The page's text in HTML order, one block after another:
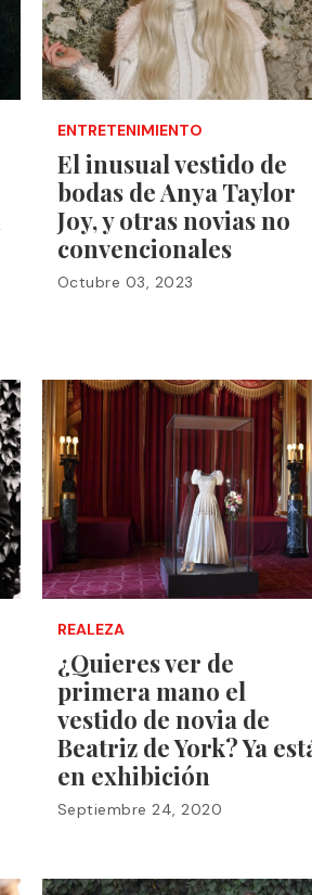
ENTRETENIMIENTO
El inusual vestido de
bodas de Anya Taylor
Joy, y otras novias no
convencionales
Octubre 03, 2023
REALEZA
¿Quieres ver de
primera mano el
vestido de novia de
Beatriz de York? Ya
en exhibición
Septiembre 24, 2020